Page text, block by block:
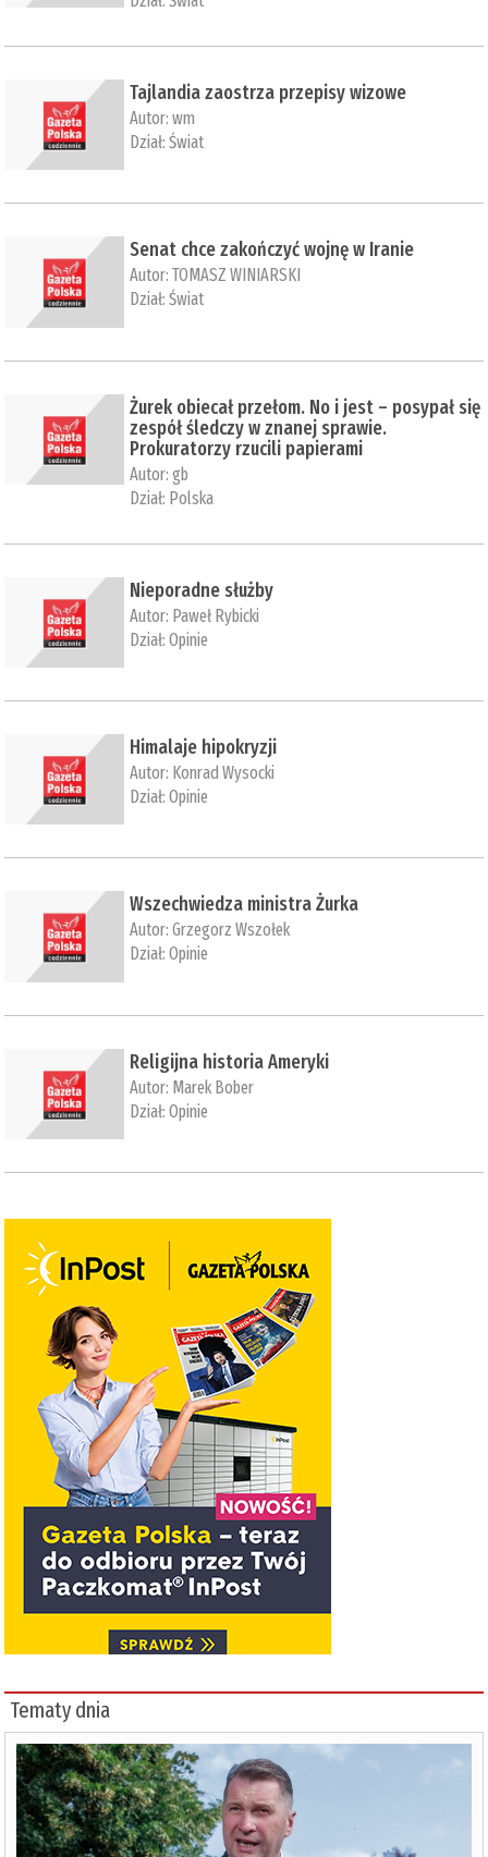
Tajlandia zaostrza przepisy wizowe
Autor:wm
Dział:Świat
Senat chce zakończyć wojnę w Iranie
Autor:TOMASZ WINIARSKI
Dział:Świat
Żurek obiecał przełom. No i jest – posypał się
zespół śledczy w znanej sprawie.
Prokuratorzy rzucili papierami
Autor:gb
Dział: Polska
Nieporadne służby
Autor: Paweł Rybicki
Dział:Opinie
Himalaje hipokryzji
Autor: Konrad Wysocki
Dział:Opinie
Wszechwiedza ministra Żurka
Autor:Grzegorz Wszołek
Dział:Opinie
Religijna historia Ameryki
Autor: Marek Bober
Dział:Opinie
Tematy dnia